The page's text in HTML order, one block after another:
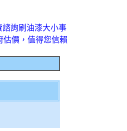
詢刷油漆大小事
估價，值得您信賴